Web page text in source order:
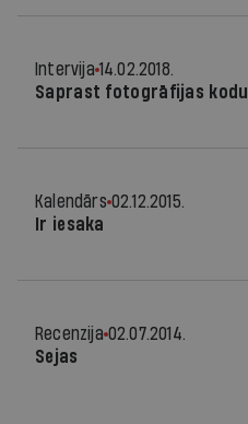
Intervija 14.02.2018.
Saprast fotogrāfijas kodu
Kalendārs 02.12.2015.
Ir iesaka
Recenzija 02.07.2014.
Sejas